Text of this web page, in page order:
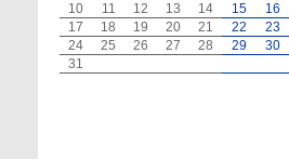
10
11 12 13 14 15
16
17
18 19 20 21 22
23
24
25 26 27 28 29
30
31